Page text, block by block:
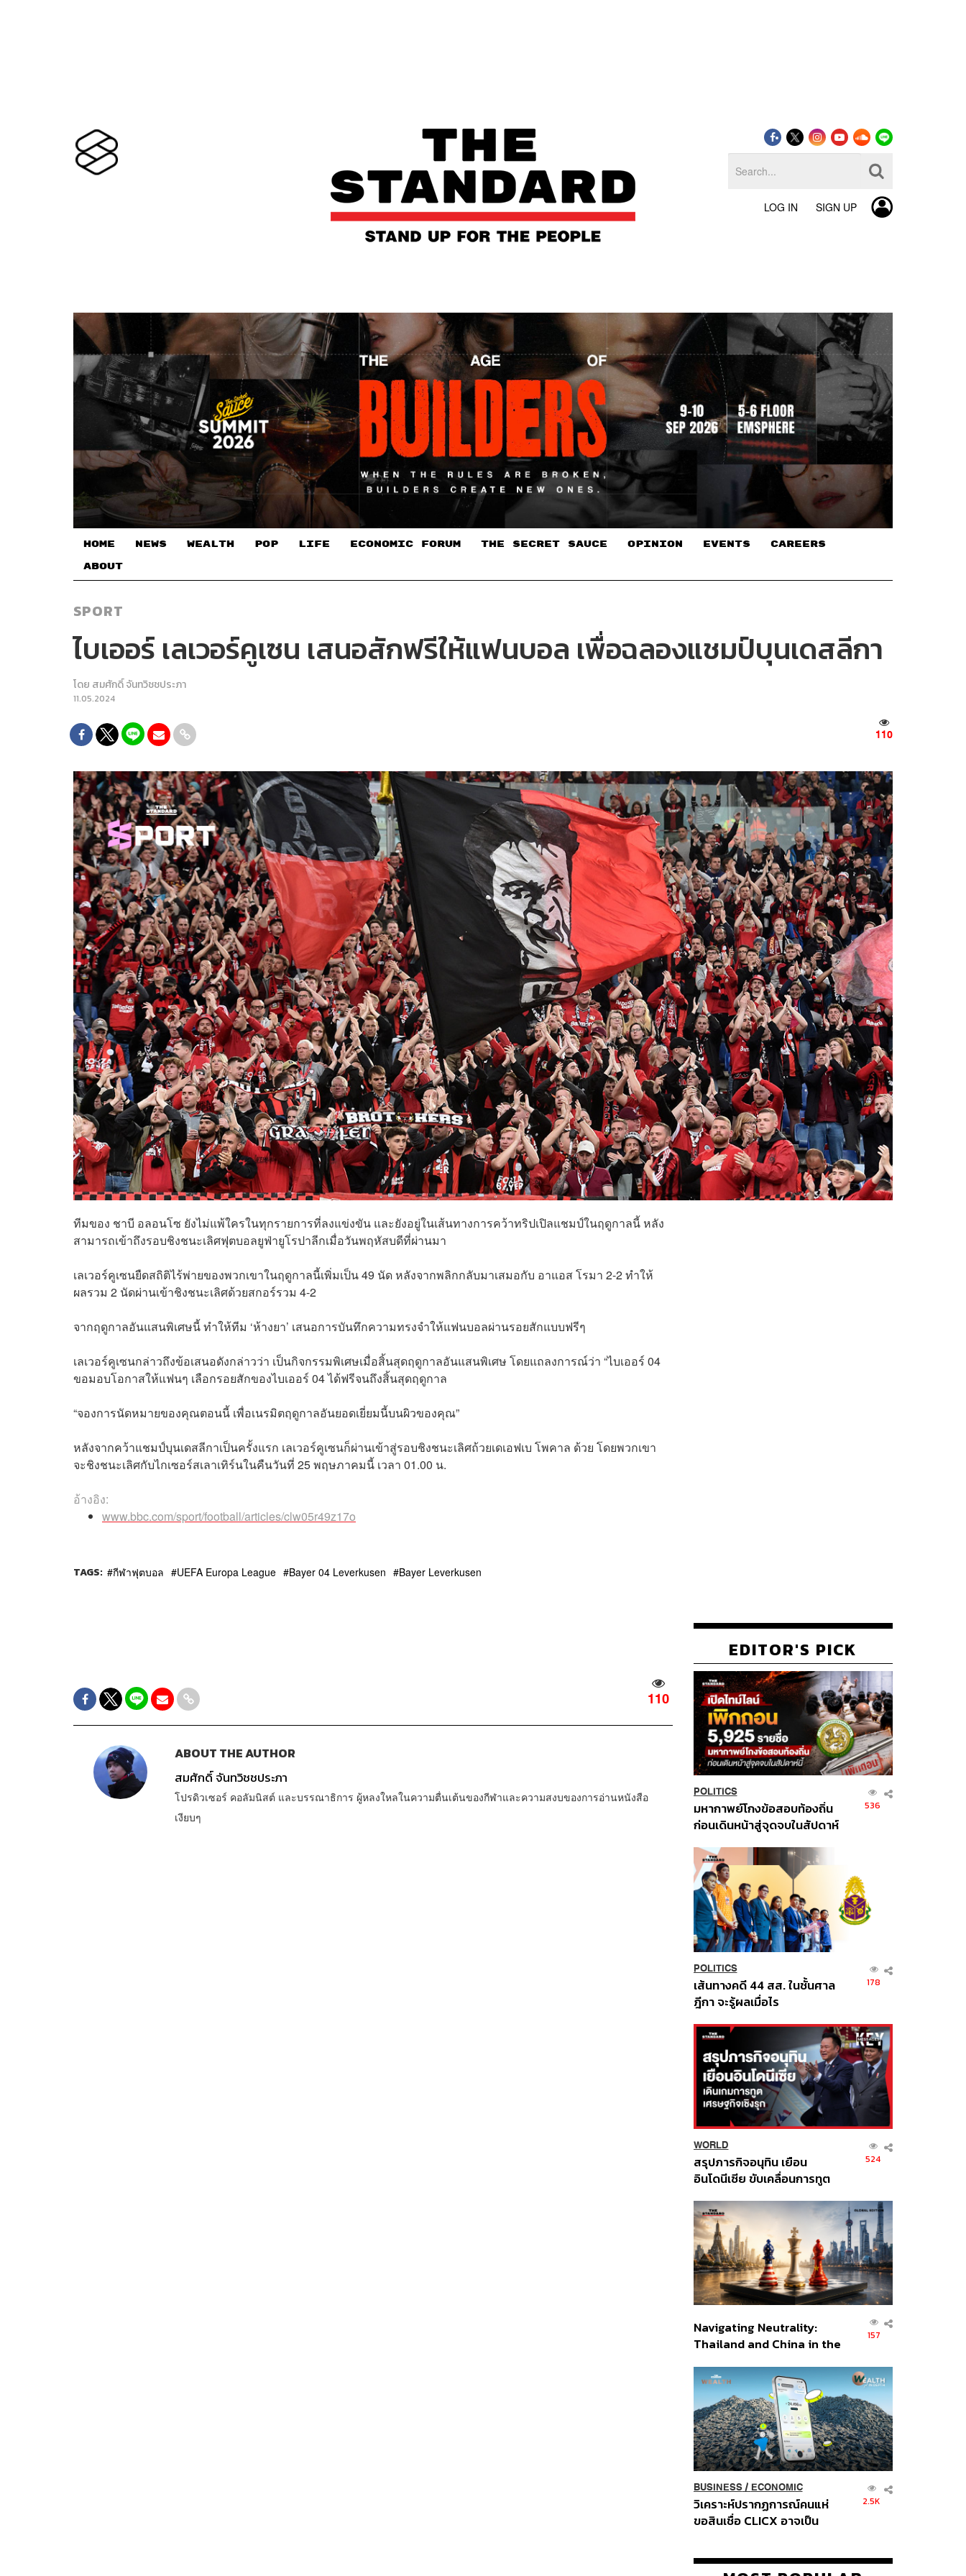
LOG IN SIGN UP
HOME NEWS WEALTH POP LIFE ECONOMIC FORUM THE SECRET SAUCE​ OPINION EVENTS CAREERS
ABOUT
SPORT
ไบเออร์ เลเวอร์คูเซน เสนอสักฟรีให้แฟนบอล เพื่อฉลองแชมป์บุนเดสลีกา
โดย สมศักดิ์ จันทวิชชประภา
11.05.2024
110
ทีมของ ชาบี อลอนโซ ยังไม่แพ้ใครในทุกรายการที่ลงแข่งขัน และยังอยู่ในเส้นทางการคว้าทริปเปิลแชมป์ในฤดูกาลนี้ หลัง
สามารถเข้าถึงรอบชิงชนะเลิศฟุตบอลยูฟ่ายูโรปาลีกเมื่อวันพฤหัสบดีที่ผ่านมา
เลเวอร์คูเซนยืดสถิติไร้พ่ายของพวกเขาในฤดูกาลนี้เพิ่มเป็น 49 นัด หลังจากพลิกกลับมาเสมอกับ อาแอส โรมา 2-2 ทำให้
ผลรวม 2 นัดผ่านเข้าชิงชนะเลิศด้วยสกอร์รวม 4-2
จากฤดูกาลอันแสนพิเศษนี้ ทำให้ทีม ‘ห้างยา’ เสนอการบันทึกความทรงจำให้แฟนบอลผ่านรอยสักแบบฟรีๆ
เลเวอร์คูเซนกล่าวถึงข้อเสนอดังกล่าวว่า เป็นกิจกรรมพิเศษเมื่อสิ้นสุดฤดูกาลอันแสนพิเศษ โดยแถลงการณ์ว่า “ไบเออร์ 04
ขอมอบโอกาสให้แฟนๆ เลือกรอยสักของไบเออร์ 04 ได้ฟรีจนถึงสิ้นสุดฤดูกาล
“จองการนัดหมายของคุณตอนนี้ เพื่อเนรมิตฤดูกาลอันยอดเยี่ยมนี้บนผิวของคุณ”
หลังจากคว้าแชมป์บุนเดสลีกาเป็นครั้งแรก เลเวอร์คูเซนก็ผ่านเข้าสู่รอบชิงชนะเลิศถ้วยเดเอฟเบ โพคาล ด้วย โดยพวกเขา
จะชิงชนะเลิศกับไกเซอร์สเลาเทิร์นในคืนวันที่ 25 พฤษภาคมนี้ เวลา 01.00 น.
อ้างอิง:
www.bbc.com/sport/football/articles/clw05r49z17o
TAGS: กีฬาฟุตบอล UEFA Europa League Bayer 04 Leverkusen Bayer Leverkusen
110
ABOUT THE AUTHOR
สมศักดิ์ จันทวิชชประภา
โปรดิวเซอร์ คอลัมนิสต์ และบรรณาธิการ ผู้หลงใหลในความตื่นเต้นของกีฬาและความสงบของการอ่านหนังสือ
เงียบๆ
EDITOR'S PICK
POLITICS
มหากาพย์โกงข้อสอบท้องถิ่น
ก่อนเดินหน้าสู่จุดจบในสัปดาห์
536
POLITICS
เส้นทางคดี 44 สส. ในชั้นศาล
ฎีกา จะรู้ผลเมื่อไร
178
WORLD
สรุปภารกิจอนุทิน เยือน
อินโดนีเซีย ขับเคลื่อนการทูต
ส่วนยุทธศาสตร์ไทย –
อินโดนีเซีย
524
Navigating Neutrality:
Thailand and China in the
Order
157
BUSINESS/ ECONOMIC
วิเคราะห์ปรากฏการณ์คนแห่
ขอสินเชื่อ CLICX อาจเป็น
ปัญหาหนี้ครัวเรือนไทยที่ถูกซุก
2.5K